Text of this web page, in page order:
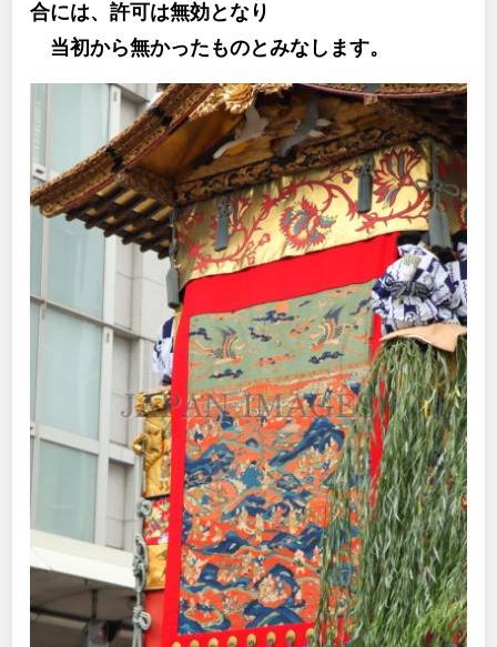
合には、許可は無効となり
当初から無かったものとみなします。